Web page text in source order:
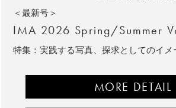
＜最新号＞
IMA 2026 Spring/Summer
特集：実践する写真、探求としてのイメ
MORE DETAIL